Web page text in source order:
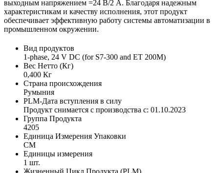
выходным напряжением =24 В/2 A. Благодаря надежным
характеристикам и качеству исполнения, этот продукт
обеспечивает эффективную работу системы автоматизации в
промышленном окружении.
Вид продуктов
1-phase, 24 V DC (for S7-300 and ET 200M)
Вес Нетто (Кг)
0,400 Кг
Страна происхождения
Румыния
PLM-Дата вступления в силу
Продукт снимается с производства с: 01.10.2023
Группа Продукта
4205
Единица Измерения Упаковки
CM
Единицы измерения
1 шт.